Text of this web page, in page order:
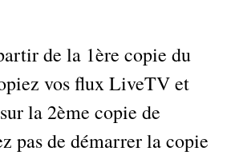
de la 1ère copie du
vos flux LiveTV et
la 2ème copie de
pas de démarrer la copie